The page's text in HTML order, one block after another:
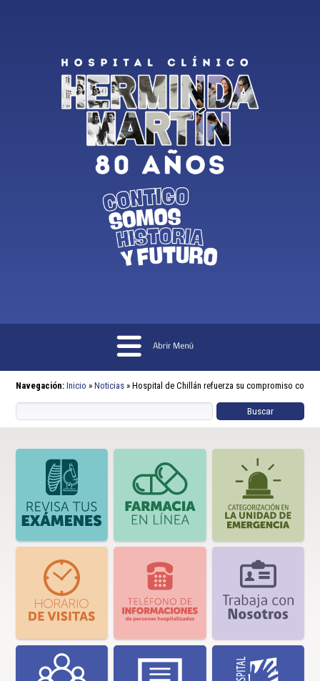
Navegación: Inicio » Noticias » Hospital de Chillán refuerza su compromiso con la